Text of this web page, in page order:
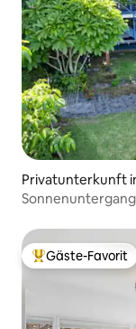
Privatunterkunft
Beliebter Gäste-
Gäste-Favorit